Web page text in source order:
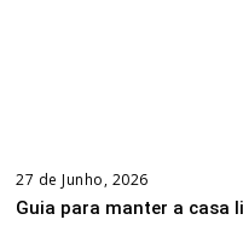
27 de Junho, 2026
Guia para manter a casa